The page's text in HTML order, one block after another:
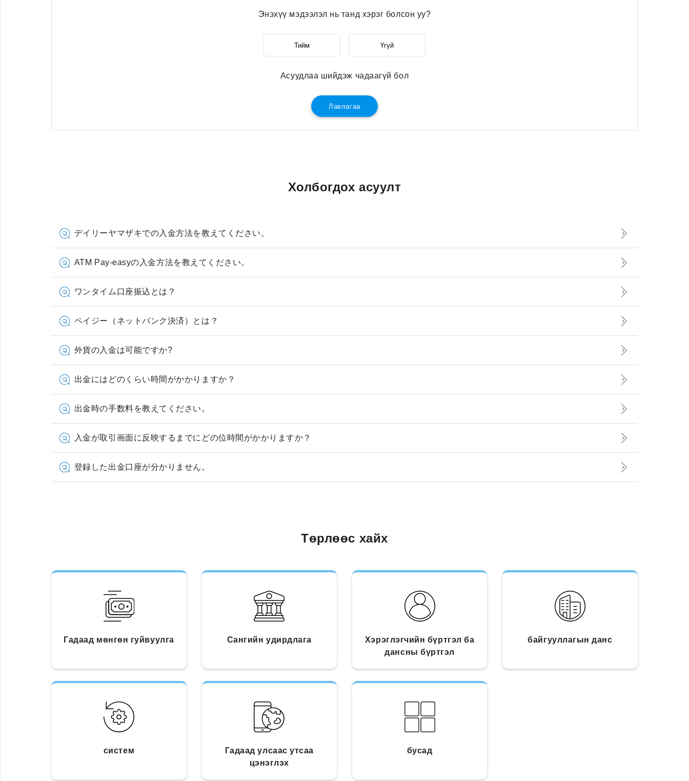
Энэхүү мэдээлэл нь танд хэрэг болсон уу?
Тийм Үгүй
Асуудлаа шийдэж чадаагүй бол
Лавлагаа
Холбогдох асуулт
デイリーヤマザキでの入金方法を教えてください。
ATM Pay-easyの入金方法を教えてください。
ワンタイム口座振込とは？
ペイジー（ネットバンク決済）とは？
外貨の入金は可能ですか?
出金にはどのくらい時間がかかりますか？
出金時の手数料を教えてください。
入金が取引画面に反映するまでにどの位時間がかかりますか？
登録した出金口座が分かりません。
Төрлөөс хайх
Гадаад мөнгөн гуйвуулга Сангийн удирдлага
Хэрэглэгчийн бүртгэл ба
дансны бүртгэл
байгууллагын данс
систем
Гадаад улсаас утсаа
цэнэглэх
бусад